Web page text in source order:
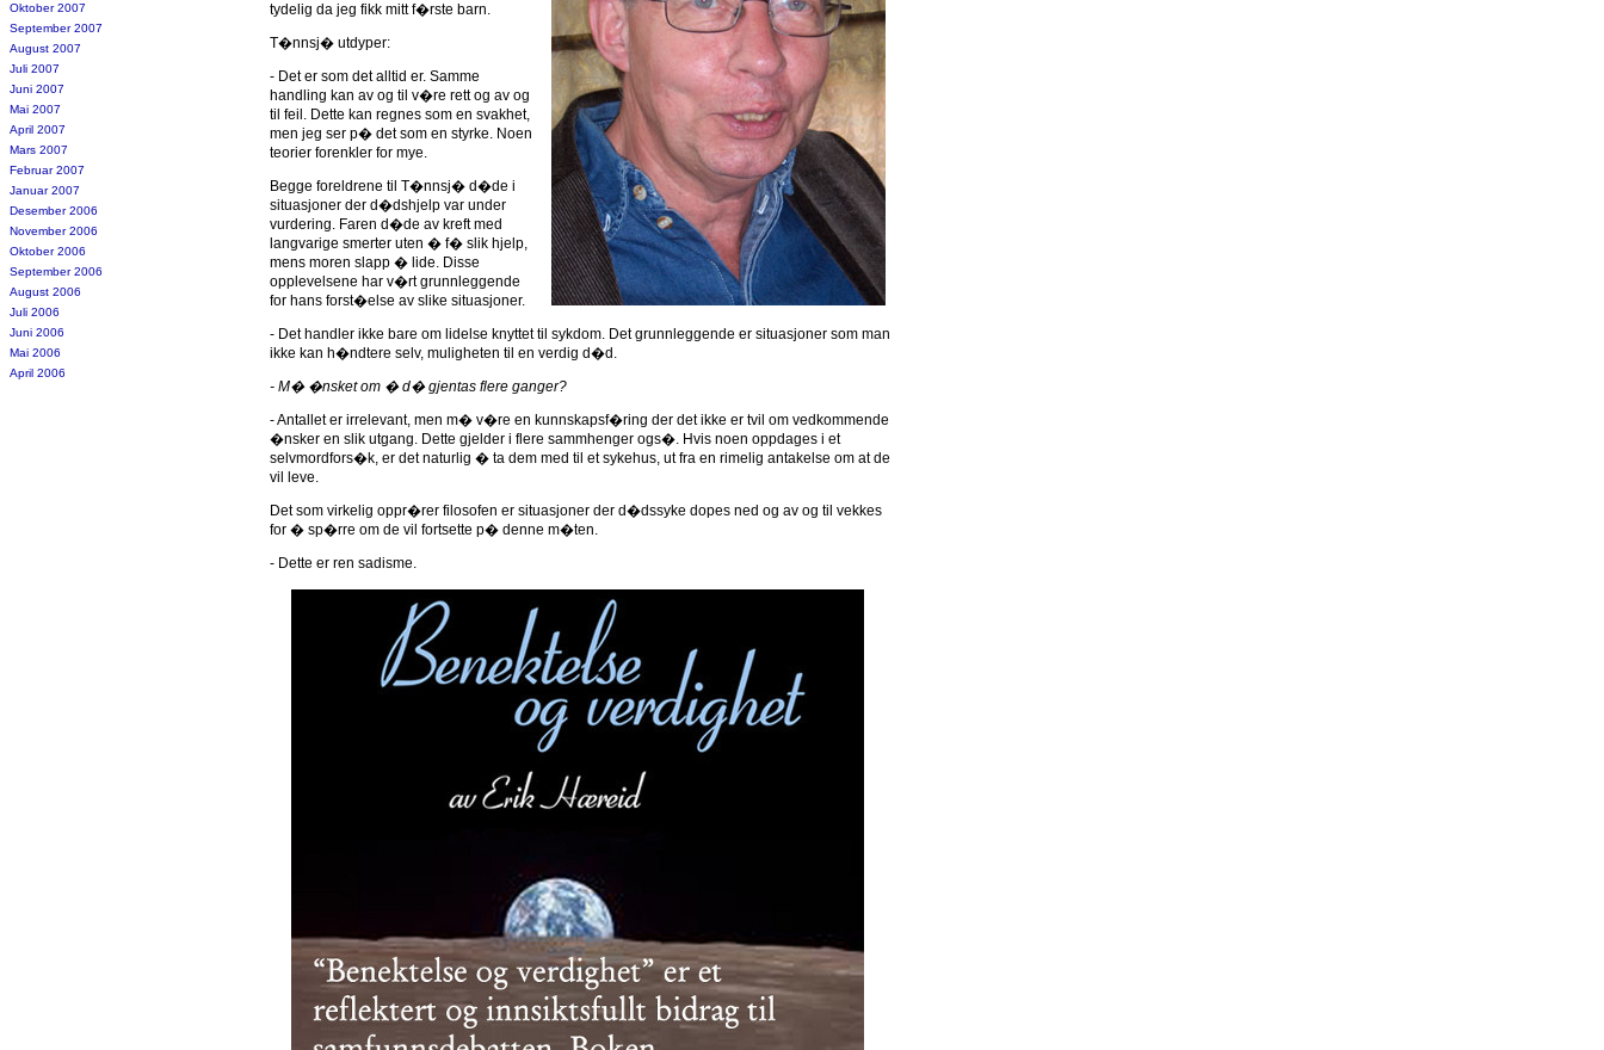
Oktober 2007
September 2007
August 2007
Juli 2007
Juni 2007
Mai 2007
April 2007
Mars 2007
Februar 2007
Januar 2007
Desember 2006
November 2006
Oktober 2006
September 2006
August 2006
Juli 2006
Juni 2006
Mai 2006
April 2006
tydelig da jeg fikk mitt f�rste barn.
T�nnsj� utdyper:
- Det er som det alltid er. Samme
handling kan av og til v�re rett og av og
til feil. Dette kan regnes som en svakhet,
men jeg ser p� det som en styrke. Noen
teorier forenkler for mye.
Begge foreldrene til T�nnsj� d�de i
situasjoner der d�dshjelp var under
vurdering. Faren d�de av kreft med
langvarige smerter uten � f� slik hjelp,
mens moren slapp � lide. Disse
opplevelsene har v�rt grunnleggende
for hans forst�else av slike situasjoner.
- Det handler ikke bare om lidelse knyttet til sykdom. Det grunnleggende er situasjoner som man
ikke kan h�ndtere selv, muligheten til en verdig d�d.
- M� �nsket om � d� gjentas flere ganger?
- Antallet er irrelevant, men m� v�re en kunnskapsf�ring der det ikke er tvil om vedkommende
�nsker en slik utgang. Dette gjelder i flere sammhenger ogs�. Hvis noen oppdages i et
selvmordfors�k, er det naturlig � ta dem med til et sykehus, ut fra en rimelig antakelse om at de
vil leve.
Det som virkelig oppr�rer filosofen er situasjoner der d�dssyke dopes ned og av og til vekkes
for � sp�rre om de vil fortsette p� denne m�ten.
- Dette er ren sadisme.